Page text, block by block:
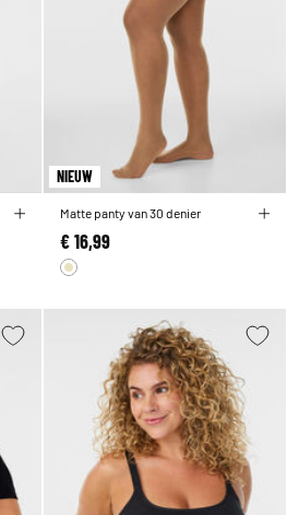
NIEUW
Matte panty van 30 denier
€ 16,99